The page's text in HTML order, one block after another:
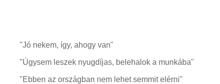
"Jó nekem, így, ahogy van"
"Úgysem leszek nyugdíjas, belehalok a munkába"
"Ebben az országban nem lehet semmit elérni"